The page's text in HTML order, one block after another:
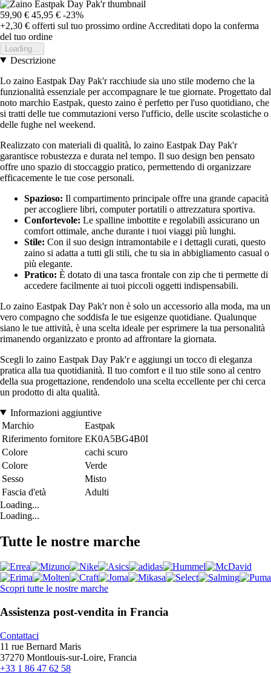
59,90 € 45,95 € -23%
+2,30 € offerti sul tuo prossimo ordine Accreditati dopo la conferma
del tuo ordine
Loading...
Descrizione
Lo zaino Eastpak Day Pak'r racchiude sia uno stile moderno che la
funzionalità essenziale per accompagnare le tue giornate. Progettato dal
noto marchio Eastpak, questo zaino è perfetto per l'uso quotidiano, che
si tratti delle tue commutazioni verso l'ufficio, delle uscite scolastiche o
delle fughe nel weekend.
Realizzato con materiali di qualità, lo zaino Eastpak Day Pak'r
garantisce robustezza e durata nel tempo. Il suo design ben pensato
offre uno spazio di stoccaggio pratico, permettendo di organizzare
efficacemente le tue cose personali.
Spazioso: Il compartimento principale offre una grande capacità
per accogliere libri, computer portatili o attrezzatura sportiva.
Confortevole: Le spalline imbottite e regolabili assicurano un
comfort ottimale, anche durante i tuoi viaggi più lunghi.
Stile: Con il suo design intramontabile e i dettagli curati, questo
zaino si adatta a tutti gli stili, che tu sia in abbigliamento casual o
più elegante.
Pratico: È dotato di una tasca frontale con zip che ti permette di
accedere facilmente ai tuoi piccoli oggetti indispensabili.
Lo zaino Eastpak Day Pak'r non è solo un accessorio alla moda, ma un
vero compagno che soddisfa le tue esigenze quotidiane. Qualunque
siano le tue attività, è una scelta ideale per esprimere la tua personalità
rimanendo organizzato e pronto ad affrontare la giornata.
Scegli lo zaino Eastpak Day Pak'r e aggiungi un tocco di eleganza
pratica alla tua quotidianità. Il tuo comfort e il tuo stile sono al centro
della sua progettazione, rendendolo una scelta eccellente per chi cerca
un prodotto di alta qualità.
Informazioni aggiuntive
Marchio
Eastpak
Riferimento fornitore EK0A5BG4B0I
Colore
cachi scuro
Colore
Verde
Sesso
Misto
Fascia d'età
Adulti
Loading...
Loading...
Tutte le nostre marche
Scopri tutte le nostre marche
Assistenza post-vendita in Francia
Contattaci
11 rue Bernard Maris
37270 Montlouis-sur-Loire, Francia
+33 1 86 47 62 58